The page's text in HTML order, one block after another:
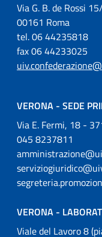
Via G. B. de Rossi
00161 Roma
tel. 06 44235818
fax 06 44233025
VERONA - SEDE
Via E. Fermi, 18 -
045 8237811
VERONA -
Viale del Lavoro 8